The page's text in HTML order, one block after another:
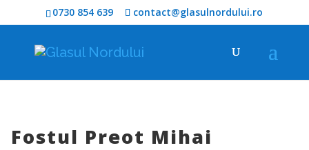
0730 854 639 contact@glasulnordului.ro
Fostul Preot Mihai